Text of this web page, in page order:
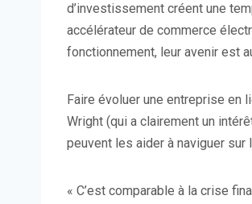
d’investissement créent une
accélérateur de commerce
fonctionnement, leur avenir est
Faire évoluer une entreprise en
Wright (qui a clairement un
peuvent les aider à naviguer sur
« C’est comparable à la crise